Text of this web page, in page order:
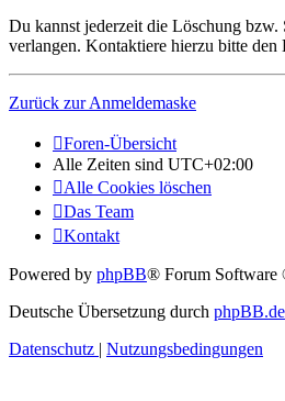
Du kannst jederzeit die Löschung bzw.
verlangen. Kontaktiere hierzu bitte den
Zurück zur Anmeldemaske
Foren-Übersicht
Alle Zeiten sind UTC+02:00
Alle Cookies löschen
Das Team
Kontakt
Powered by phpBB® Forum
Deutsche Übersetzung durch phpBB.de
Datenschutz | Nutzungsbedingungen